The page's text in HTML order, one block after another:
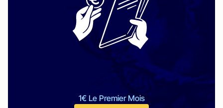
1€ Le Premier Mois